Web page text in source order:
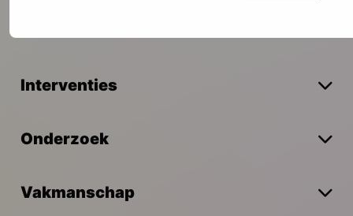
Interventies
Onderzoek
Vakmanschap